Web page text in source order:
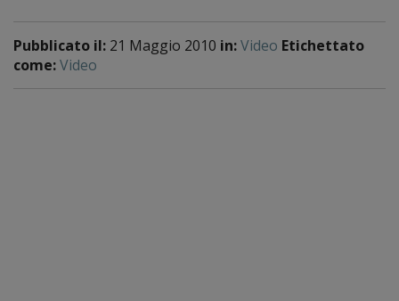
Pubblicato il: 21 Maggio 2010 in:Video Etichettato
come:Video